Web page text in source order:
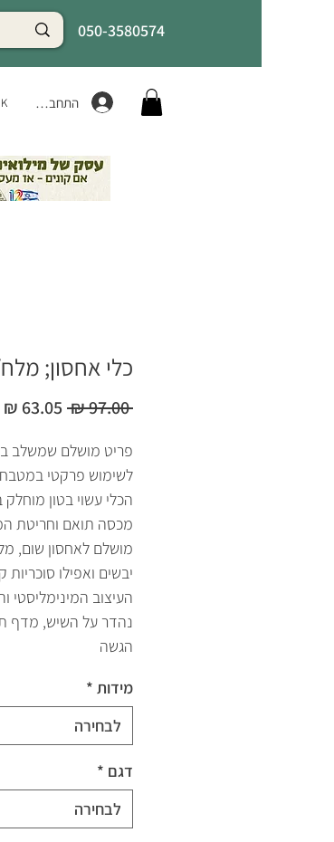
050-3580574
התחברות
כלי אחסון;
‏97.00 ‏₪
מחיר
פריט מושלם שמשלב
לשימוש פרקטי
הכלי עשוי בטון מוחלק
מושלם לאחסון שום,
יבשים ואפילו סוכריות
העיצוב המינימליסטי
נהדר על השיש, מדף
הגשה
מידות *
לבחירה
דגם *
לבחירה